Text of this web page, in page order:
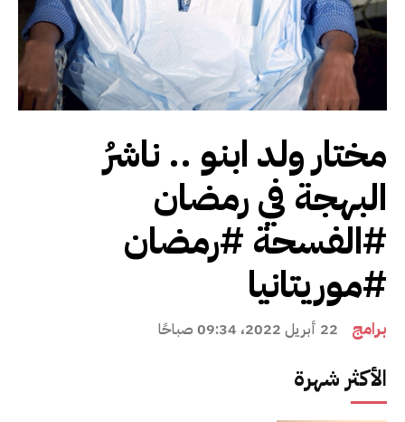
مختار ولد ابنو .. ناشرُ
البهجة في رمضان
#الفسحة #رمضان
#موريتانيا
برامج 22 أبريل 2022، 09:34 صباحًا
الأكثر شهرة